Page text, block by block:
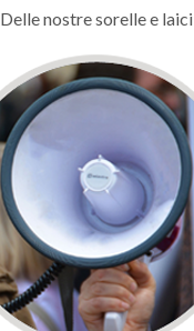
Delle nostre sorelle e laici